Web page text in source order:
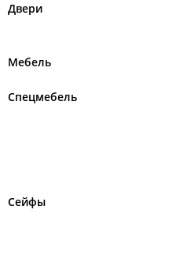
Двери
Мебель
Спецмебель
Сейфы